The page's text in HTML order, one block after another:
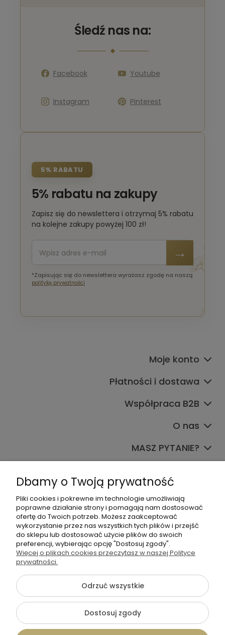
Śledź nas na:
Facebook Youtube
Instagram Pinterest
5% RABATU
5% rabatu na zakupy
Zapisz się do newslettera i otrzymaj 5% rabatu
na kolejne zakupy powyżej 100 zł!
*Zapisując się do newslettera wyrażasz zgodę na naszą
politykę prywatności
Moje konto
Płatności i dostawa
Współpraca B2B
O nas
MASZ PYTANIE?
+48 570 367 989
©2026 Wszelkie Prawa Zastrzeżone | TADAM Pracownia
Kreatywna
Dbamy o Twoją prywatność
Pliki cookies i pokrewne im technologie umożliwiają
poprawne działanie strony i pomagają nam dostosować
ofertę do Twoich potrzeb. Możesz zaakceptować
wykorzystanie przez nas wszystkich tych plików i przejść
do sklepu lub dostosować użycie plików do swoich
preferencji, wybierając opcję "Dostosuj zgody".
Więcej o plikach cookies przeczytasz w naszej Polityce
prywatności.
Odrzuć wszystkie
Dostosuj zgody